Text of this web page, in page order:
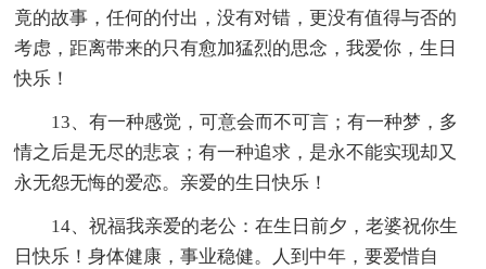
竟的故事，任何的付出，没有对错，更没有值得与否的
考虑，距离带来的只有愈加猛烈的思念，我爱你，生日
快乐！
13、有一种感觉，可意会而不可言；有一种梦，多
情之后是无尽的悲哀；有一种追求，是永不能实现却又
永无怨无悔的爱恋。亲爱的生日快乐！
14、祝福我亲爱的老公：在生日前夕，老婆祝你生
日快乐！身体健康，事业稳健。人到中年，要爱惜自